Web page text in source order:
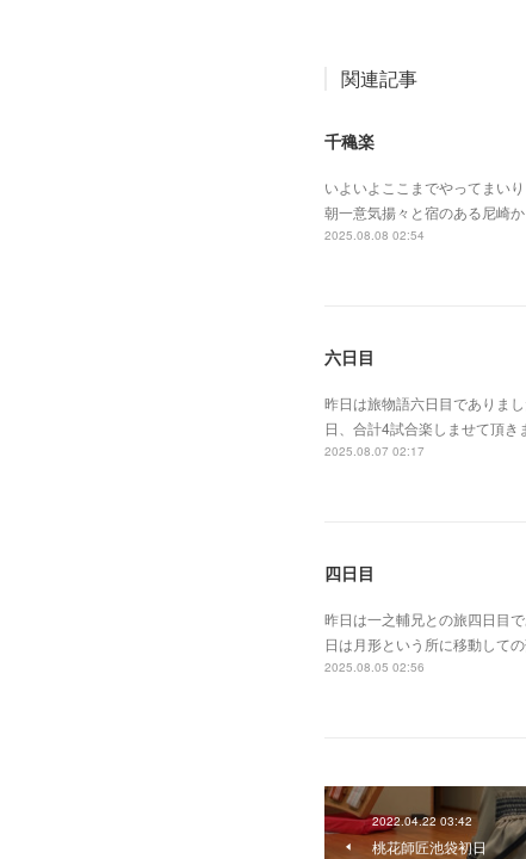
関連記事
千穐楽
いよいよここまでやってまい
朝一意気揚々と宿のある尼崎
2025.08.08 02:54
六日目
昨日は旅物語六日目でありま
日、合計4試合楽しませて頂
2025.08.07 02:17
四日目
昨日は一之輔兄との旅四日目
日は月形という所に移動して
2025.08.05 02:56
2022.04.22 03:42
桃花師匠池袋初日